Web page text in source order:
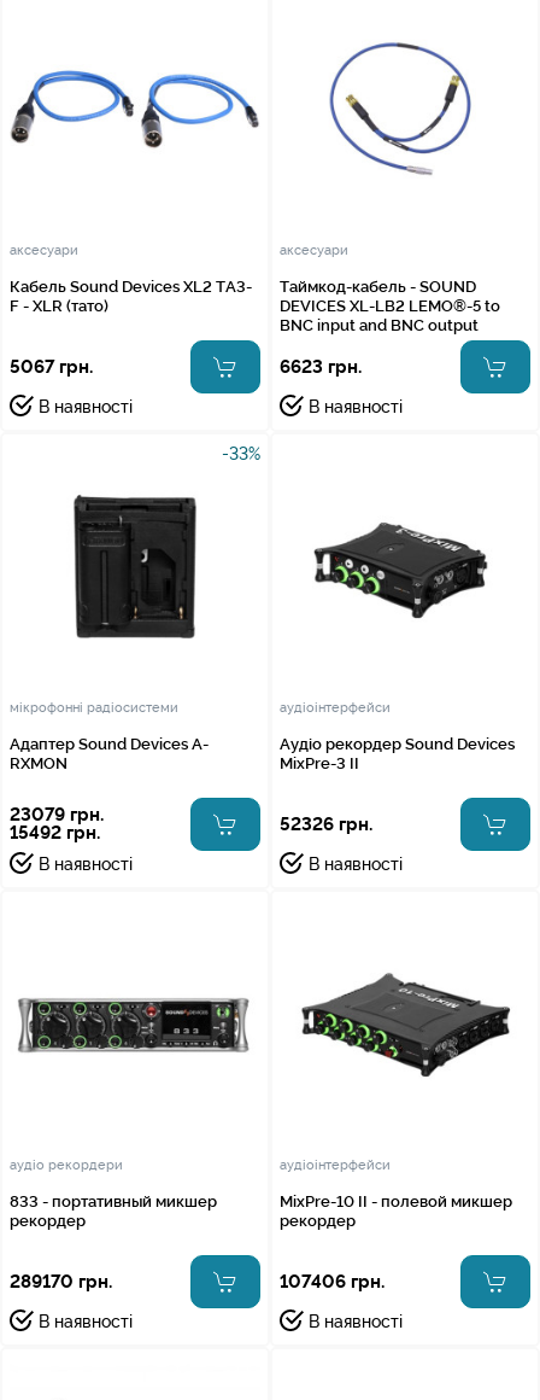
аксесуари
Кабель Sound Devices XL2 TA3-
F - XLR (тато)
5067 грн.
В наявності
аксесуари
Таймкод-кабель - SOUND
DEVICES XL-LB2 LEMO®-5 to
BNC input and BNC output
6623 грн.
В наявності
-33%
мікрофонні радіосистеми
Адаптер Sound Devices A-
RXMON
23079 грн.
15492 грн.
В наявності
аудіоінтерфейси
Аудіо рекордер Sound Devices
MixPre-3 II
52326 грн.
В наявності
аудіо рекордери
833 - портативный микшер
рекордер
289170 грн.
В наявності
аудіоінтерфейси
MixPre-10 II - полевой микшер
рекордер
107406 грн.
В наявності